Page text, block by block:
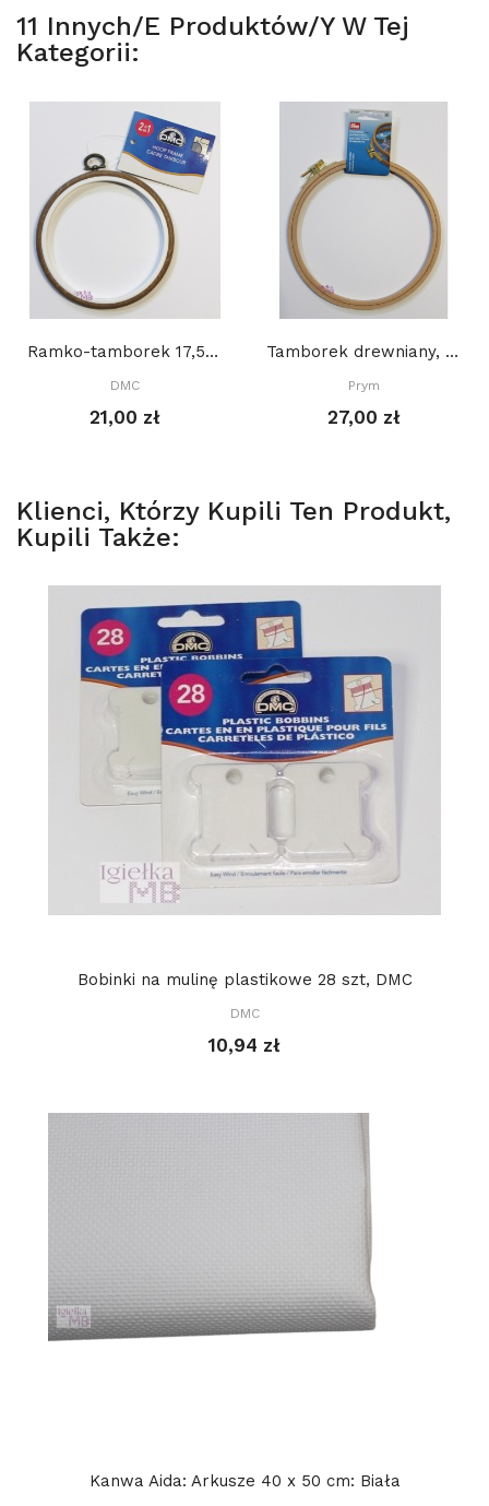
11 Innych/e Produktów/y W Tej
Kategorii:
Ramko-tamborek 17,5 cm, OKRĄGŁY, IMITACJA DREWNA
DMC
21,00 zł
Tamborek drewniany, PRYM 19 cm
Prym
27,00 zł
Klienci, Którzy Kupili Ten Produkt,
Kupili Także:
Bobinki na mulinę plastikowe 28 szt, DMC
DMC
10,94 zł
Kanwa Aida: Arkusze 40 x 50 cm: Biała